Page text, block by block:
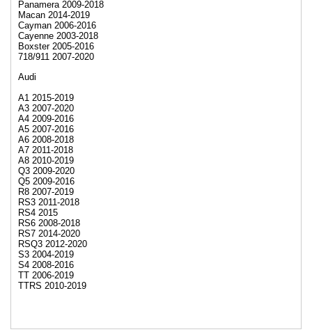
Panamera 2009-2018
Macan 2014-2019
Cayman 2006-2016
Cayenne 2003-2018
Boxster 2005-2016
718/911 2007-2020
Audi
A1 2015-2019
A3 2007-2020
A4 2009-2016
A5 2007-2016
A6 2008-2018
A7 2011-2018
A8 2010-2019
Q3 2009-2020
Q5 2009-2016
R8 2007-2019
RS3 2011-2018
RS4 2015
RS6 2008-2018
RS7 2014-2020
RSQ3 2012-2020
S3 2004-2019
S4 2008-2016
TT 2006-2019
TTRS 2010-2019